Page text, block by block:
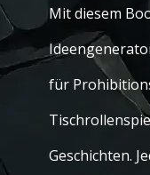
Mit diesem
für
Geschichten.